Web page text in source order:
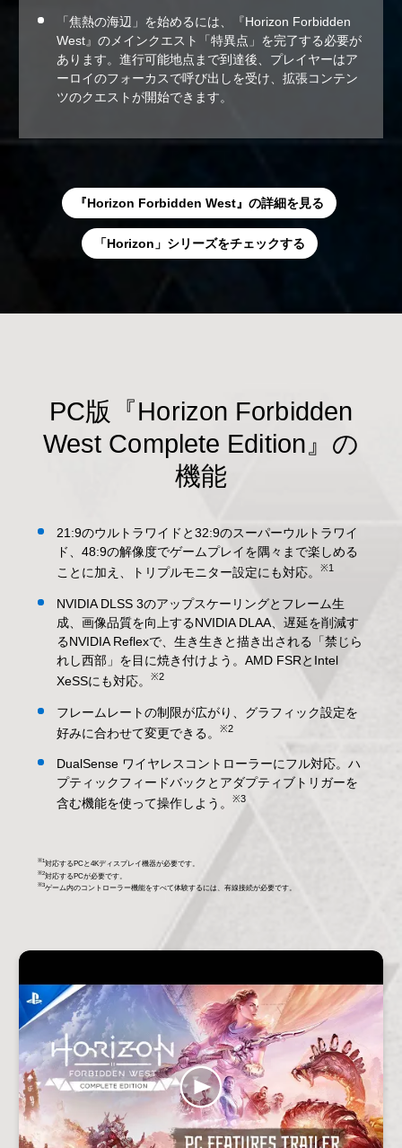
「焦熱の海辺」を始めるには、『Horizon Forbidden
West』のメインクエスト「特異点」を完了する必要が
あります。進行可能地点まで到達後、プレイヤーはア
ーロイのフォーカスで呼び出しを受け、拡張コンテン
ツのクエストが開始できます。
『Horizon Forbidden West』の詳細を見る
「Horizon」シリーズをチェックする
PC版『Horizon Forbidden
West Complete Edition』の
機能
21:9のウルトラワイドと32:9のスーパーウルトラワイ
ド、48:9の解像度でゲームプレイを隅々まで楽しめる
ことに加え、トリプルモニター設定にも対応。
※1
NVIDIA DLSS 3のアップスケーリングとフレーム生
成、画像品質を向上するNVIDIA DLAA、遅延を削減す
るNVIDIA Reflexで、生き生きと描き出される「禁じら
れし西部」を目に焼き付けよう。AMD FSRとIntel
XeSSにも対応。
※2
フレームレートの制限が広がり、グラフィック設定を
好みに合わせて変更できる。
※2
DualSense ワイヤレスコントローラーにフル対応。ハ
プティックフィードバックとアダプティブトリガーを
含む機能を使って操作しよう。
※3
※1対応するPCと4Kディスプレイ機器が必要です。
※2対応するPCが必要です。
※3ゲーム内のコントローラー機能をすべて体験するには、有線接続が必要です。